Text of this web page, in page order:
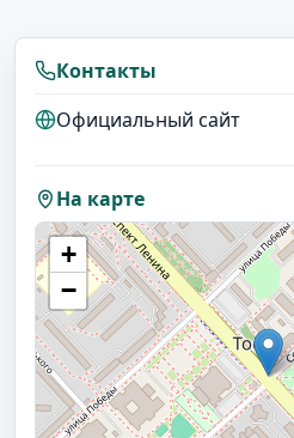
Контакты
Официальный сайт
На карте
+
−